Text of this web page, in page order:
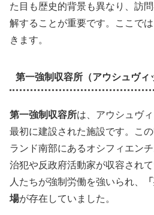
た目も歴史的背景も異なり、訪
解することが重要です。ここで
きます。
第一強制収容所（アウシュヴィ
第一強制収容所は、アウシュヴ
最初に建設された施設です。こ
ランド南部にあるオシフィエン
治犯や反政府活動家が収容され
人たちが強制労働を強いられ、
場が存在していました。